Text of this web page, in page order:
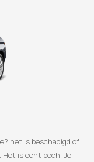
het is beschadigd of
Het is echt pech. Je